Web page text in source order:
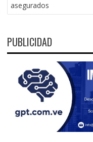
asegurados
PUBLICIDAD